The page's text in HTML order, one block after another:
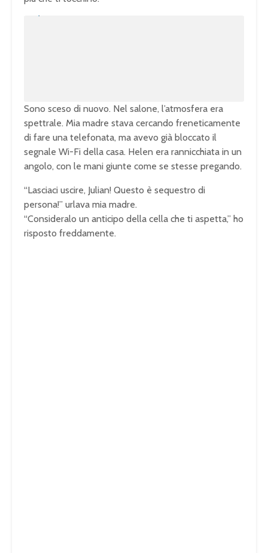
Sono sceso di nuovo. Nel salone, l’atmosfera era
spettrale. Mia madre stava cercando freneticamente
di fare una telefonata, ma avevo già bloccato il
segnale Wi-Fi della casa. Helen era rannicchiata in un
angolo, con le mani giunte come se stesse pregando.
“Lasciaci uscire, Julian! Questo è sequestro di
persona!” urlava mia madre.
“Consideralo un anticipo della cella che ti aspetta,” ho
risposto freddamente.